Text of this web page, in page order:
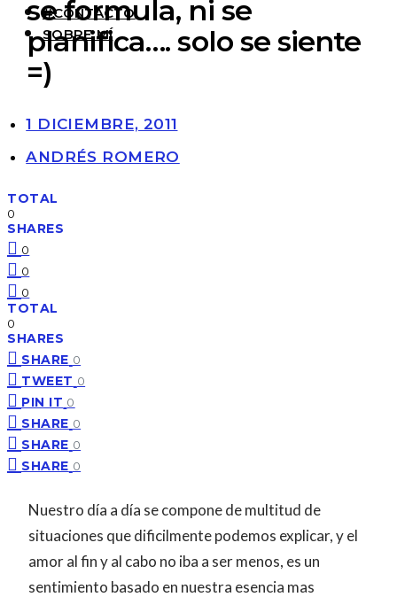
#CONTACTO
SOBRE MÍ
se formula, ni se
planifica…. solo se siente
=)
1 DICIEMBRE, 2011
ANDRÉS ROMERO
TOTAL
0
SHARES
0
0
0
TOTAL
0
SHARES
SHARE 0
TWEET 0
PIN IT 0
SHARE 0
SHARE 0
SHARE 0
Nuestro día a día se compone de multitud de
situaciones que dificilmente podemos explicar, y el
amor al fin y al cabo no iba a ser menos, es un
sentimiento basado en nuestra esencia mas